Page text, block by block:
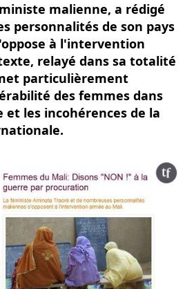
malienne, a rédigé
personnalités de son pays
à l'intervention
relayé dans sa totalité
particulièrement
des femmes dans
et les incohérences de la